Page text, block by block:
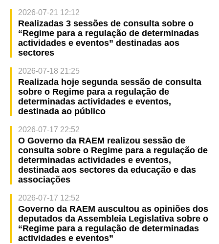
2026-07-21 12:12
Realizadas 3 sessões de consulta sobre o
“Regime para a regulação de determinadas
actividades e eventos” destinadas aos
sectores
2026-07-18 21:25
Realizada hoje segunda sessão de consulta
sobre o Regime para a regulação de
determinadas actividades e eventos,
destinada ao público
2026-07-17 22:52
O Governo da RAEM realizou sessão de
consulta sobre o Regime para a regulação de
determinadas actividades e eventos,
destinada aos sectores da educação e das
associações
2026-07-17 12:52
Governo da RAEM auscultou as opiniões dos
deputados da Assembleia Legislativa sobre o
“Regime para a regulação de determinadas
actividades e eventos”